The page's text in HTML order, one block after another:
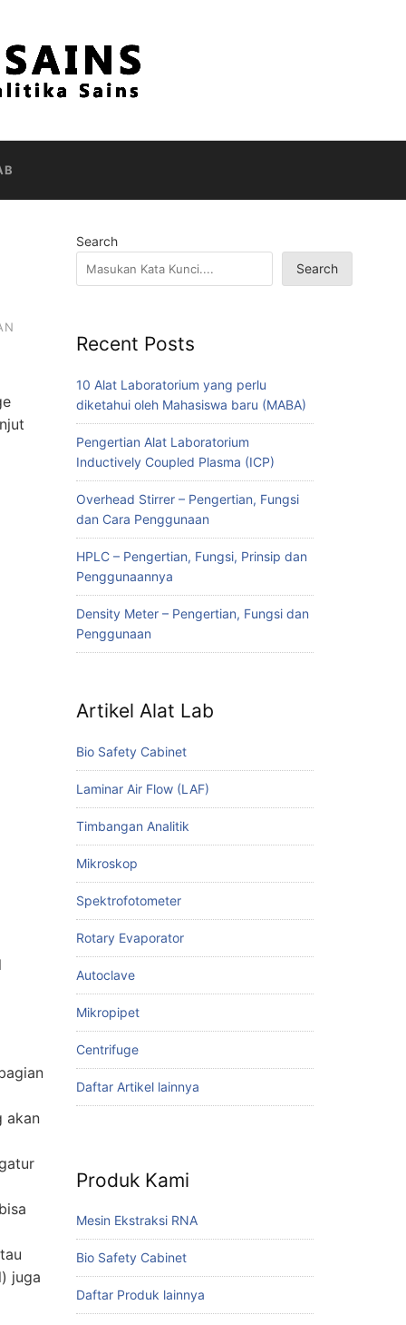
akan
juga
Search
Search
Recent Posts
10 Alat Laboratorium yang perlu
diketahui oleh Mahasiswa baru (MABA)
Pengertian Alat Laboratorium
Inductively Coupled Plasma (ICP)
Overhead Stirrer – Pengertian, Fungsi
dan Cara Penggunaan
HPLC – Pengertian, Fungsi, Prinsip dan
Penggunaannya
Density Meter – Pengertian, Fungsi dan
Penggunaan
Artikel Alat Lab
Bio Safety Cabinet
Laminar Air Flow (LAF)
Timbangan Analitik
Mikroskop
Spektrofotometer
Rotary Evaporator
Autoclave
Mikropipet
Centrifuge
Daftar Artikel lainnya
Produk Kami
Mesin Ekstraksi RNA
Bio Safety Cabinet
Daftar Produk lainnya